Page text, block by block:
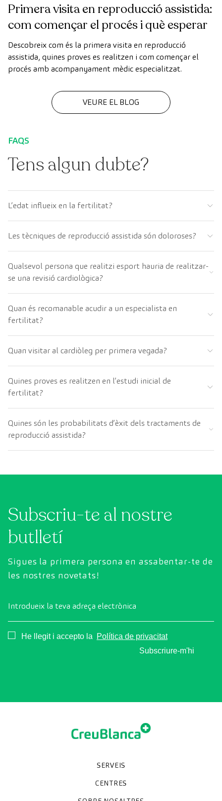
Primera visita en reproducció assistida:
com començar el procés i què esperar
Descobreix com és la primera visita en reproducció
assistida, quines proves es realitzen i com començar el
procés amb acompanyament mèdic especialitzat.
VEURE EL BLOG
FAQS
Tens algun dubte?
L’edat influeix en la fertilitat?
Les tècniques de reproducció assistida són doloroses?
Qualsevol persona que realitzi esport hauria de realitzar-
se una revisió cardiològica?
Quan és recomanable acudir a un especialista en
fertilitat?
Quan visitar al cardiòleg per primera vegada?
Quines proves es realitzen en l’estudi inicial de
fertilitat?
Quines són les probabilitats d’èxit dels tractaments de
reproducció assistida?
Subscriu-te al nostre
butlletí
Sigues la primera persona en assabentar-te de
les nostres novetats!
Introdueix la teva adreça electrònica
Consentimiento
He llegit i accepto la
Política de privacitat
Subscriure-m'hi
SERVEIS
Especialitats
Proves diagnòstiques
Revisions mèdiques
Unitats especialitzades
CENTRES